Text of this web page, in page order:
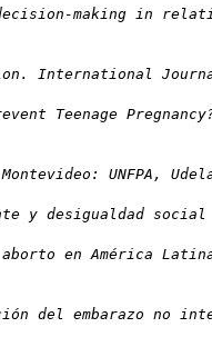
making in
International
Teenage
UNFPA,
desigualdad social
en América
embarazo no